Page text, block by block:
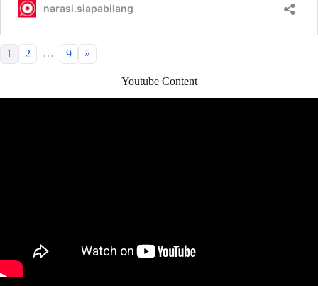
1 2 … 9 »
Youtube Content